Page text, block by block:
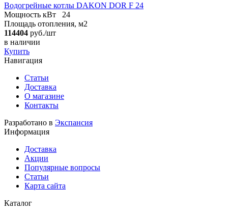
Водогрейные котлы DAKON DOR F 24
Мощность кВт
24
Площадь отопления, м2
114404 руб./шт
в наличии
Купить
Навигация
Статьи
Доставка
О магазине
Контакты
Разработано в Экспансия
Информация
Доставка
Акции
Популярные вопросы
Статьи
Карта сайта
Каталог